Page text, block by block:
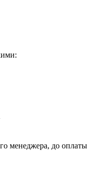
менеджера, до оплаты